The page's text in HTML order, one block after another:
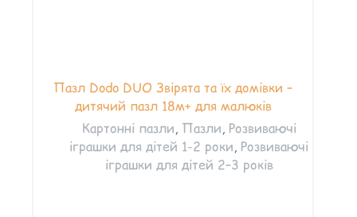
Пазл Dodo DUO Звірята та їх домівки –
дитячий пазл 18м+ для малюків
Картонні пазли, Пазли, Розвиваючі
іграшки для дітей 1-2 роки, Розвиваючі
іграшки для дітей 2–3 років